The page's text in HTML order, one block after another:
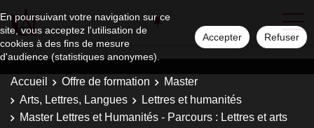
En poursuivant votre navigation sur ce
site, vous acceptez l'utilisation de
cookies à des fins de mesure
d'audience (statistiques anonymes).
Accepter Refuser
Accueil Offre de formation
Master
Arts, Lettres, Langues
Lettres et humanités
Master Lettres et Humanités - Parcours : Lettres et arts